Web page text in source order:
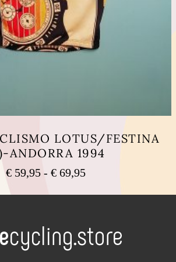
LOTUS/FESTINA
ANDORRA 1994
€59,95 - €69,95Fascia
prezzo:
€ 59,95
a
varianti.
opzioni